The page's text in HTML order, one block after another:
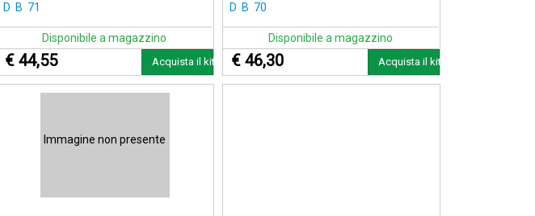
D B 71
Disponibile a magazzino
€ 44,55 Acquista il kit
D B 70
Disponibile a magazzino
€ 46,30 Acquista il kit
Immagine non presente